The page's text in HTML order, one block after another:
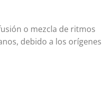
o mezcla de ritmos
debido a los orígenes